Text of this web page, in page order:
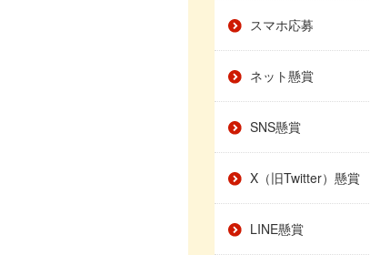
スマホ応募
ネット懸賞
SNS懸賞
X（旧Twitter）懸賞
LINE懸賞